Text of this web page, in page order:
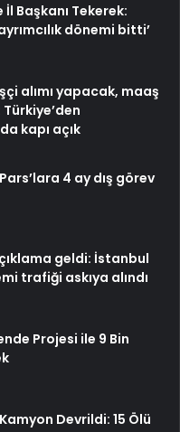
İl Başkanı Tekerek:
dönemi bitti’
alımı yapacak, maaş
kapı açık
4 ay dış görev
geldi: İstanbul
trafiği askıya alındı
Projesi ile 9 Bin
Devrildi: 15 Ölü